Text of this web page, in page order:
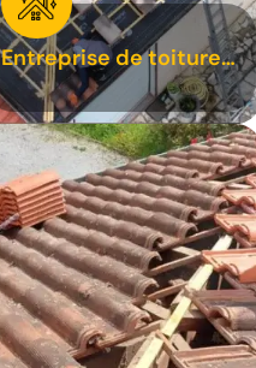
Entreprise de toiture
31